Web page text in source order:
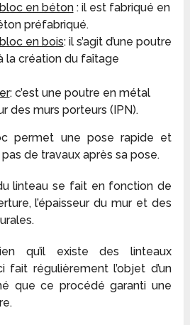
en béton: il est fabriqué en
préfabriqué.
en bois: il s’agit d’une poutre
la création du faîtage
: c’est une poutre en métal
des murs porteurs (IPN).
permet une pose rapide et
de travaux après sa pose.
linteau se fait en fonction de
l’épaisseur du mur et des
qu’il existe des linteaux
fait régulièrement l’objet d’un
que ce procédé garanti une